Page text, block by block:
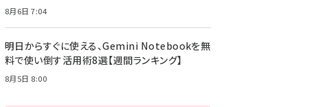
8月6日 7:04
明日からすぐに使える、Gemini Notebookを無
料で使い倒す活用術8選【週間ランキング】
8月5日 8:00